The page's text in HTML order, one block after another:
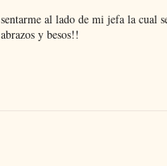
al lado de mi jefa la cual
y besos!!